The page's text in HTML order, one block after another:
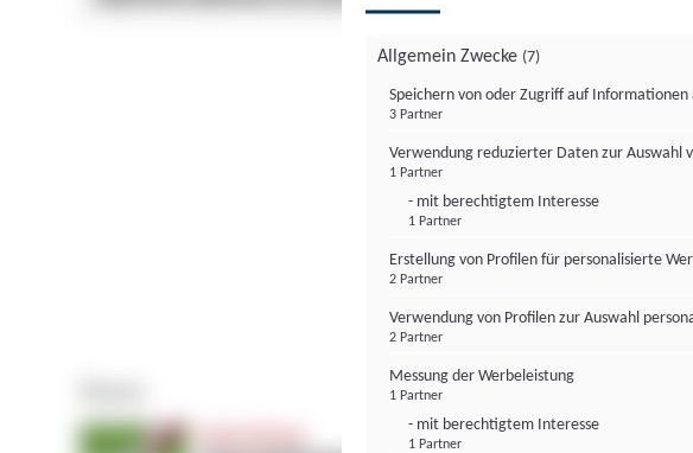
Allgemein Zwecke (7)
Speichern von oder Zugriff auf
3 Partner
Verwendung reduzierter Daten zur Auswahl
1 Partner
- mit berechtigtem Interesse
1 Partner
Erstellung von Profilen für personalisierte
2 Partner
Verwendung von Profilen zur Auswahl
2 Partner
Messung der Werbeleistung
1 Partner
- mit berechtigtem Interesse
1 Partner